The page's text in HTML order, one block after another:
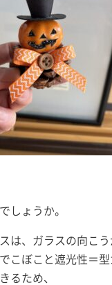
しょうか。
は、ガラスの向こ
こぼこと遮光性＝
るため、